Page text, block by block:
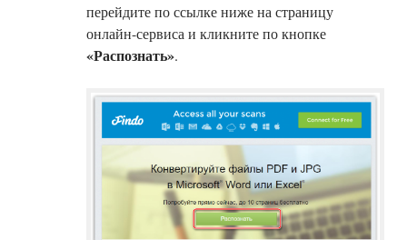
перейдите по ссылке ниже на страницу
онлайн-сервиса и кликните по кнопке
«Распознать».